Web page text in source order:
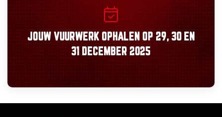
JOUW VUURWERK OPHALEN OP 29, 30 EN
31 DECEMBER 2025